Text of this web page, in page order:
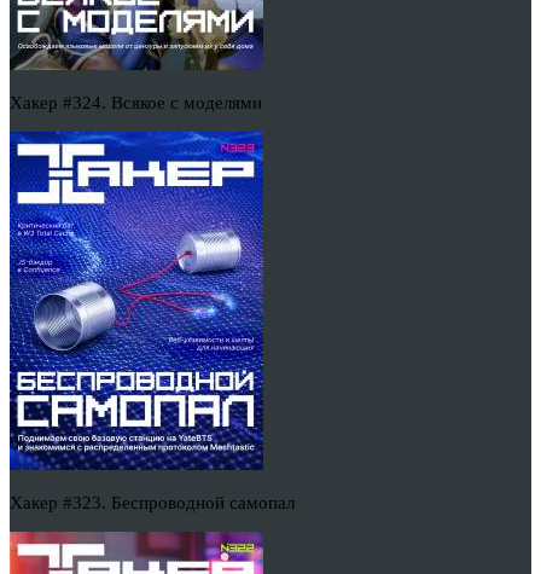
Хакер #324. Всякое с моделями
Хакер #323. Беспроводной самопал